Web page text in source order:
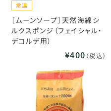
［ムーンソープ］天然海綿シ
ルクスポンジ（フェイシャル・
デコルデ用）
¥400 （税込）